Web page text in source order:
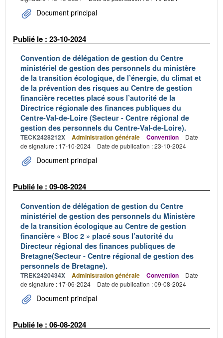
Document principal
Publié le : 23-10-2024
Convention de délégation de gestion du Centre
ministériel de gestion des personnels du ministère
de la transition écologique, de l’énergie, du climat et
de la prévention des risques au Centre de gestion
financière recettes placé sous l’autorité de la
Directrice régionale des finances publiques du
Centre-Val-de-Loire (Secteur - Centre régional de
gestion des personnels du Centre-Val-de-Loire).
TECK2428212X Administration générale Convention
Date
de signature : 17-10-2024
Date de publication : 23-10-2024
Document principal
Publié le : 09-08-2024
Convention de délégation de gestion du Centre
ministériel de gestion des personnels du Ministère
de la transition écologique au Centre de gestion
financière « Bloc 2 » placé sous l’autorité du
Directeur régional des finances publiques de
Bretagne(Secteur - Centre régional de gestion des
personnels de Bretagne).
TREK2420434X Administration générale Convention
Date
de signature : 17-06-2024
Date de publication : 09-08-2024
Document principal
Publié le : 06-08-2024